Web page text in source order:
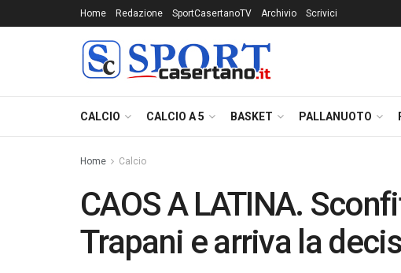
Home Redazione SportCasertanoTV Archivio Scrivici
CALCIO CALCIO A 5 BASKET PALLANUOTO
Home Calcio
CAOS A LATINA.
Trapani e arriva la